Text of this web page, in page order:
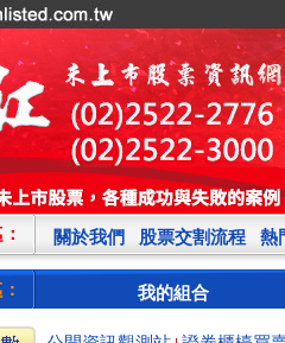
關於我們 股票交割流程 熱
我的組合